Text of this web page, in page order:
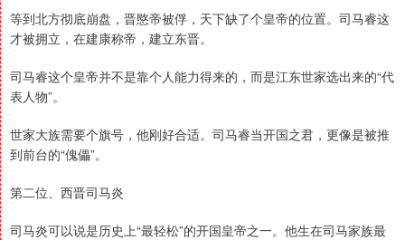
等到北方彻底崩盘，晋愍帝被俘，天下缺了个皇帝的位置。司马睿这
才被拥立，在建康称帝，建立东晋。
司马睿这个皇帝并不是靠个人能力得来的，而是江东世家选出来的“代
表人物”。
世家大族需要个旗号，他刚好合适。司马睿当开国之君，更像是被推
到前台的“傀儡”。
第二位、西晋司马炎
司马炎可以说是历史上“最轻松”的开国皇帝之一。他生在司马家族最